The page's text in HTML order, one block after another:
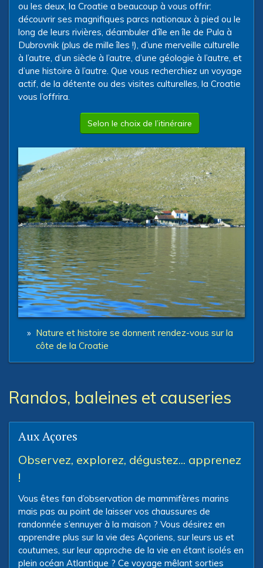
ou les deux, la Croatie a beaucoup à vous offrir:
découvrir ses magnifiques parcs nationaux à pied ou le
long de leurs rivières, déambuler d’île en île de Pula à
Dubrovnik (plus de mille îles !), d’une merveille culturelle
à l’autre, d’un siècle à l’autre, d’une géologie à l’autre, et
d’une histoire à l’autre. Que vous recherchiez un voyage
actif, de la détente ou des visites culturelles, la Croatie
vous l’offrira.
Selon le choix de l’itinéraire
» Nature et histoire se donnent rendez-vous sur la
côte de la Croatie
Randos, baleines et causeries
Aux Açores
Observez, explorez, dégustez... apprenez
!
Vous êtes fan d’observation de mammifères marins
mais pas au point de laisser vos chaussures de
randonnée s’ennuyer à la maison ? Vous désirez en
apprendre plus sur la vie des Açoriens, sur leurs us et
coutumes, sur leur approche de la vie en étant isolés en
plein océan Atlantique ? Ce voyage mêlant sorties